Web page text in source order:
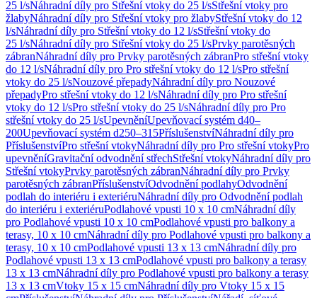
25 l/sNáhradní díly pro Střešní vtoky do 25 l/sStřešní vtoky pro
žlabyNáhradní díly pro Střešní vtoky pro žlabyStřešní vtoky do 12
l/sNáhradní díly pro Střešní vtoky do 12 l/sStřešní vtoky do
25 l/sNáhradní díly pro Střešní vtoky do 25 l/sPrvky parotěsných
zábranNáhradní díly pro Prvky parotěsných zábranPro střešní vtoky
do 12 l/sNáhradní díly pro Pro střešní vtoky do 12 l/sPro střešní
vtoky do 25 l/sNouzové přepadyNáhradní díly pro Nouzové
přepadyPro střešní vtoky do 12 l/sNáhradní díly pro Pro střešní
vtoky do 12 l/sPro střešní vtoky do 25 l/sNáhradní díly pro Pro
střešní vtoky do 25 l/sUpevněníUpevňovací systém d40–
200Upevňovací systém d250–315PříslušenstvíNáhradní díly pro
PříslušenstvíPro střešní vtokyNáhradní díly pro Pro střešní vtokyPro
upevněníGravitační odvodnění střechStřešní vtokyNáhradní díly pro
Střešní vtokyPrvky parotěsných zábranNáhradní díly pro Prvky
parotěsných zábranPříslušenstvíOdvodnění podlahyOdvodnění
podlah do interiéru i exteriéruNáhradní díly pro Odvodnění podlah
do interiéru i exteriéruPodlahové vpusti 10 x 10 cmNáhradní díly
pro Podlahové vpusti 10 x 10 cmPodlahové vpusti pro balkony a
terasy, 10 x 10 cmNáhradní díly pro Podlahové vpusti pro balkony a
terasy, 10 x 10 cmPodlahové vpusti 13 x 13 cmNáhradní díly pro
Podlahové vpusti 13 x 13 cmPodlahové vpusti pro balkony a terasy
13 x 13 cmNáhradní díly pro Podlahové vpusti pro balkony a terasy
13 x 13 cmVtoky 15 x 15 cmNáhradní díly pro Vtoky 15 x 15